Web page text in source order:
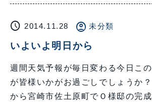
schedule 2014.11.28 account_circle 未分類
いよいよ明日から
週間天気予報が毎日変わる今日こ
が皆様いかがお過ごしでしょうか
から宮崎市佐土原町でＯ様邸の完